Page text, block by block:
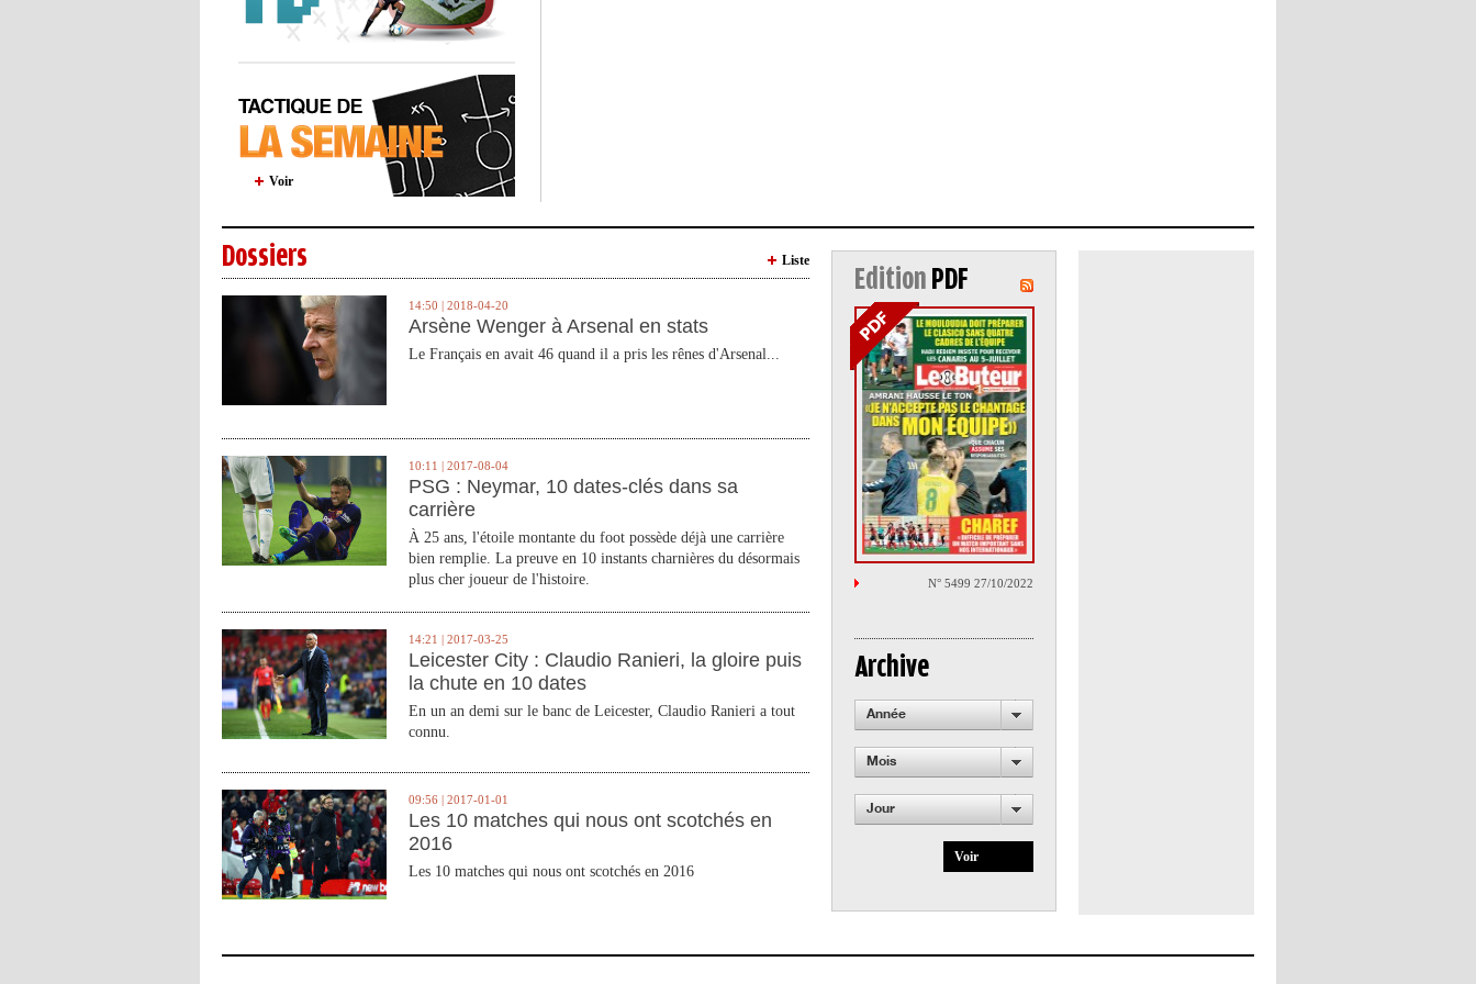
Voir
Dossiers Liste
14:50 | 2018-04-20
Arsène Wenger à Arsenal en stats
Le Français en avait 46 quand il a pris les rênes d'Arsenal...
10:11 | 2017-08-04
PSG : Neymar, 10 dates-clés dans sa
carrière
À 25 ans, l'étoile montante du foot possède déjà une carrière
bien remplie. La preuve en 10 instants charnières du désormais
plus cher joueur de l'histoire.
14:21 | 2017-03-25
Leicester City : Claudio Ranieri, la gloire puis
la chute en 10 dates
En un an demi sur le banc de Leicester, Claudio Ranieri a tout
connu.
09:56 | 2017-01-01
Les 10 matches qui nous ont scotchés en
2016
Les 10 matches qui nous ont scotchés en 2016
Edition PDF
N° 5499 27/10/2022
Archive
Année
Mois
Jour
Voir